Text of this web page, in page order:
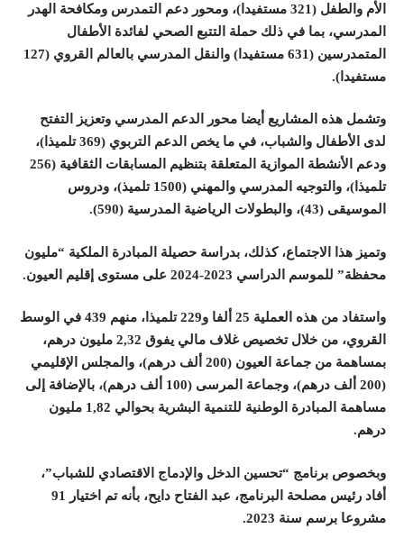
الأم والطفل (321 مستفيدا)، ومحور دعم التمدرس ومكافحة الهدر
المدرسي، بما في ذلك حملة التتبع الصحي لفائدة الأطفال
المتمدرسين (631 مستفيدا) والنقل المدرسي بالعالم القروي (127
مستفيدا ).
وتشمل هذه المشاريع أيضا محور الدعم المدرسي وتعزيز التفتح
لدى الأطفال والشباب، في ما يخص الدعم التربوي (369 تلميذا)،
ودعم الأنشطة الموازية المتعلقة بتنظيم المسابقات الثقافية (256
تلميذا)، والتوجيه المدرسي والمهني (1500 تلميذ)، ودروس
الموسيقى (43)، والبطولات الرياضية المدرسية (590
).
وتميز هذا الاجتماع، كذلك، بدراسة حصيلة المبادرة الملكية “مليون
محفظة” للموسم الدراسي 2023-2024 على مستوى إقليم العيون
.
واستفاد من هذه العملية 25 ألفا و229 تلميذا، منهم 439 في الوسط
القروي، من خلال تخصيص غلاف مالي يفوق 2,32 مليون درهم،
بمساهمة من جماعة العيون (200 ألف درهم)، والمجلس الإقليمي
(200 ألف درهم)، وجماعة المرسى (100 ألف درهم)، بالإضافة إلى
مساهمة المبادرة الوطنية للتنمية البشرية بحوالي 1,82 مليون
درهم.
وبخصوص برنامج “تحسين الدخل والإدماج الاقتصادي للشباب”،
أفاد رئيس مصلحة البرنامج، عبد الفتاح دايح، بأنه تم اختيار 91
مشروعا برسم سنة 2023
.